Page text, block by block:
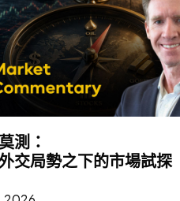
測：
交局勢之下的市場試探